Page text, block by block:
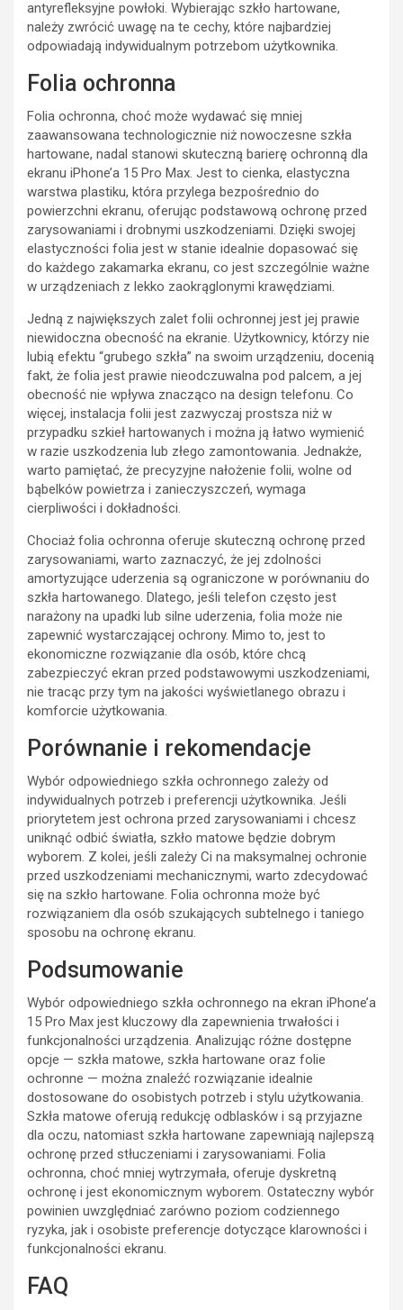
antyrefleksyjne powłoki. Wybierając szkło hartowane,
należy zwrócić uwagę na te cechy, które najbardziej
odpowiadają indywidualnym potrzebom użytkownika.
Folia ochronna
Folia ochronna, choć może wydawać się mniej
zaawansowana technologicznie niż nowoczesne szkła
hartowane, nadal stanowi skuteczną barierę ochronną dla
ekranu iPhone’a 15 Pro Max. Jest to cienka, elastyczna
warstwa plastiku, która przylega bezpośrednio do
powierzchni ekranu, oferując podstawową ochronę przed
zarysowaniami i drobnymi uszkodzeniami. Dzięki swojej
elastyczności folia jest w stanie idealnie dopasować się
do każdego zakamarka ekranu, co jest szczególnie ważne
w urządzeniach z lekko zaokrąglonymi krawędziami.
Jedną z największych zalet folii ochronnej jest jej prawie
niewidoczna obecność na ekranie. Użytkownicy, którzy nie
lubią efektu “grubego szkła” na swoim urządzeniu, docenią
fakt, że folia jest prawie nieodczuwalna pod palcem, a jej
obecność nie wpływa znacząco na design telefonu. Co
więcej, instalacja folii jest zazwyczaj prostsza niż w
przypadku szkieł hartowanych i można ją łatwo wymienić
w razie uszkodzenia lub złego zamontowania. Jednakże,
warto pamiętać, że precyzyjne nałożenie folii, wolne od
bąbelków powietrza i zanieczyszczeń, wymaga
cierpliwości i dokładności.
Chociaż folia ochronna oferuje skuteczną ochronę przed
zarysowaniami, warto zaznaczyć, że jej zdolności
amortyzujące uderzenia są ograniczone w porównaniu do
szkła hartowanego. Dlatego, jeśli telefon często jest
narażony na upadki lub silne uderzenia, folia może nie
zapewnić wystarczającej ochrony. Mimo to, jest to
ekonomiczne rozwiązanie dla osób, które chcą
zabezpieczyć ekran przed podstawowymi uszkodzeniami,
nie tracąc przy tym na jakości wyświetlanego obrazu i
komforcie użytkowania.
Porównanie i rekomendacje
Wybór odpowiedniego szkła ochronnego zależy od
indywidualnych potrzeb i preferencji użytkownika. Jeśli
priorytetem jest ochrona przed zarysowaniami i chcesz
uniknąć odbić światła, szkło matowe będzie dobrym
wyborem. Z kolei, jeśli zależy Ci na maksymalnej ochronie
przed uszkodzeniami mechanicznymi, warto zdecydować
się na szkło hartowane. Folia ochronna może być
rozwiązaniem dla osób szukających subtelnego i taniego
sposobu na ochronę ekranu.
Podsumowanie
Wybór odpowiedniego szkła ochronnego na ekran iPhone’a
15 Pro Max jest kluczowy dla zapewnienia trwałości i
funkcjonalności urządzenia. Analizując różne dostępne
opcje — szkła matowe, szkła hartowane oraz folie
ochronne — można znaleźć rozwiązanie idealnie
dostosowane do osobistych potrzeb i stylu użytkowania.
Szkła matowe oferują redukcję odblasków i są przyjazne
dla oczu, natomiast szkła hartowane zapewniają najlepszą
ochronę przed stłuczeniami i zarysowaniami. Folia
ochronna, choć mniej wytrzymała, oferuje dyskretną
ochronę i jest ekonomicznym wyborem. Ostateczny wybór
powinien uwzględniać zarówno poziom codziennego
ryzyka, jak i osobiste preferencje dotyczące klarowności i
funkcjonalności ekranu.
FAQ